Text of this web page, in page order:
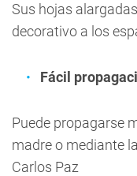
Sus hojas
decorativo a los
Fácil
Puede propagarse
madre o mediante
Carlos Paz